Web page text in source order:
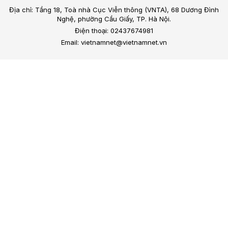
Địa chỉ: Tầng 18, Toà nhà Cục Viễn thông (VNTA), 68 Dương Đình
Nghệ, phường Cầu Giấy, TP. Hà Nội.
Điện thoại: 02437674981
Email: vietnamnet@vietnamnet.vn